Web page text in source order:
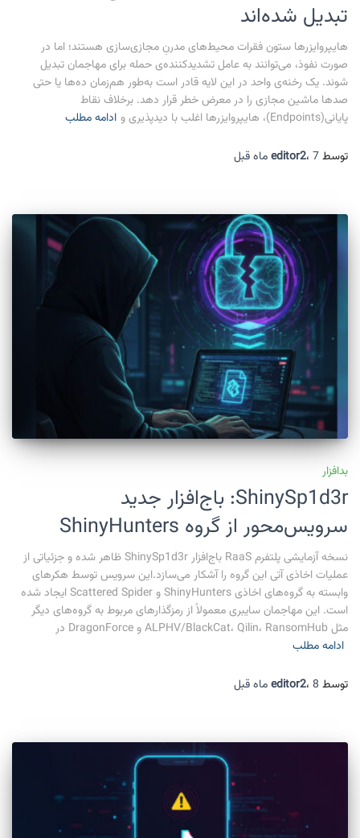
تبدیل شده‌اند
هایپروایزرها ستون فقرات محیط‌های مدرنِ مجازی‌سازی هستند؛ اما در
صورت نفوذ، می‌توانند به عامل تشدیدکننده‌ی حمله برای مهاجمان تبدیل
شوند. یک رخنه‌ی واحد در این لایه قادر است به‌طور هم‌زمان ده‌ها یا حتی
صدها ماشین مجازی را در معرض خطر قرار دهد. برخلاف نقاط
پایانی(Endpoints)، هایپروایزرها اغلب با دیدپذیری و
ادامه مطلب
توسط editor2، 7 ماه قبل
بدافزار
ShinySp1d3r: باج‌افزار جدید
سرویس‌محور از گروه ShinyHunters
نسخه آزمایشی پلتفرم RaaS باج‌افزار ShinySp1d3r ظاهر شده و جزئیاتی از
عملیات اخاذی آتی این گروه را آشکار می‌سازد.این سرویس توسط هکرهای
وابسته به گروه‌های اخاذی ShinyHunters و Scattered Spider ایجاد شده
است. این مهاجمان سایبری معمولاً از رمزگذارهای مربوط به گروه‌های دیگر
مثل ALPHV/BlackCat، Qilin، RansomHub و DragonForce در
ادامه مطلب
توسط editor2، 8 ماه قبل